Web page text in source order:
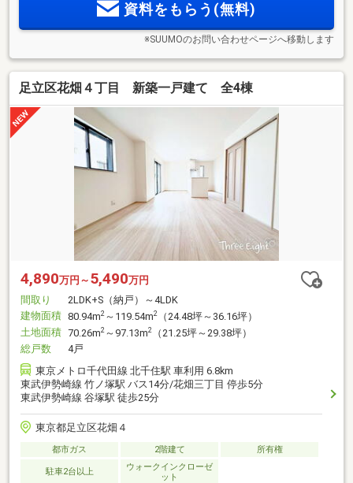
資料をもらう(無料)
※SUUMOのお問い合わせページへ移動します
足立区花畑４丁目 新築一戸建て 全4棟
4,890万円～ 5,490万円
間取り
2LDK+S（納戸）～4LDK
建物面積 80.94m2 ～119.54m2
（24.48坪～36.16坪）
土地面積 70.26m2 ～97.13m2
（21.25坪～29.38坪）
総戸数
4戸
東京メトロ千代田線 北千住駅 車利用 6.8km
東武伊勢崎線 竹ノ塚駅 バス14分/花畑三丁目 停歩5分
東武伊勢崎線 谷塚駅 徒歩25分
東京都足立区花畑４
都市ガス 2階建て 所有権
駐車2台以上
ウォークインクローゼ
ット